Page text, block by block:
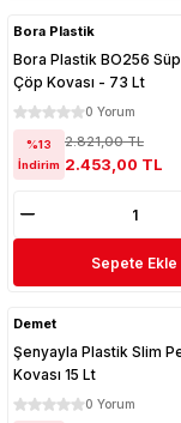
Bora Plastik
Bora Plastik BO256
Çöp Kovası - 73 Lt
0 Yorum
%13
İndirim
2.821,00 TL
2.453,00 TL
Sepete Ekle
Demet
Şenyayla Plastik Slim
Kovası 15 Lt
0 Yorum